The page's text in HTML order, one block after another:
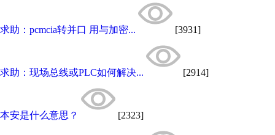
求助：pcmcia转并口 用与加密... [3931]
求助：现场总线或PLC如何解决... [2914]
本安是什么意思？ [2323]